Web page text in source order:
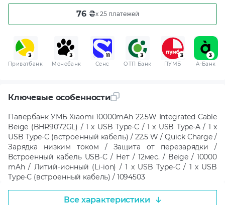
76 ₴x 25 платежей
Приватбанк Монобанк Сенс ОТП Банк ПУМБ A-Банк
Ключевые особенности
Павербанк УМБ Xiaomi 10000mAh 22.5W Integrated Cable
Beige (BHR9072GL) / 1 x USB Type-C / 1 x USB Type-A / 1 x
USB Type-С (встроенный кабель) / 22.5 W / Quick Charge /
Зарядка низким током / Защита от перезарядки /
Встроенный кабель USB-C / Нет / 12мес. / Beige / 10000
mAh / Литий-ионный (Li-ion) / 1 x USB Type-C / 1 x USB
Type-С (встроенный кабель) / 1094503
Все характеристики